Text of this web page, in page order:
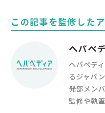
この記事を監修した
へパペ
へパペデ
るジャパ
発部メン
監修や執